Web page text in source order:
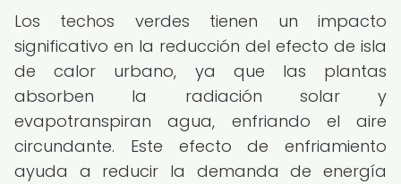
Los techos verdes tienen un impacto
significativo en la reducción del efecto de isla
de calor urbano, ya que las plantas
absorben la radiación solar y
evapotranspiran agua, enfriando el aire
circundante. Este efecto de enfriamiento
ayuda a reducir la demanda de energía